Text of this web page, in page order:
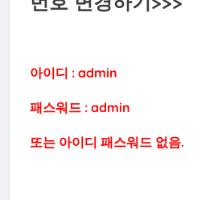
아이디 : admin
패스워드 : admin
또는 아이디 패스워드 없음.